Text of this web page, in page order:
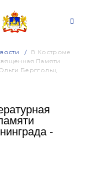
В Костроме
Памяти
Берггольц
-